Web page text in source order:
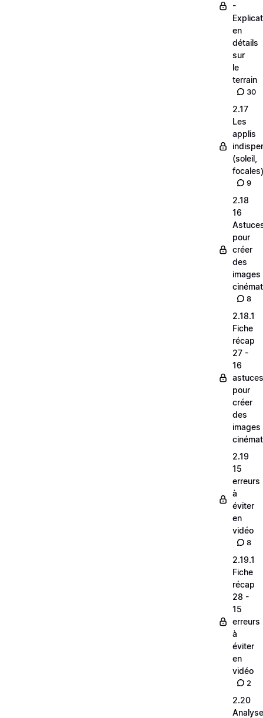
-
en
détails
sur
le
terrain
30
2.17
Les
applis
(soleil,
focales)
9
2.18
16
pour
créer
des
images
8
2.18.1
Fiche
récap
27 -
16
astuces
pour
créer
des
images
2.19
15
erreurs
à
éviter
en
vidéo
8
2.19.1
Fiche
récap
28 -
15
erreurs
à
éviter
en
vidéo
2
2.20
Analyse